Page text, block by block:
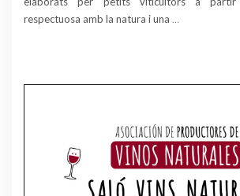
respectuosa amb la natura i una …